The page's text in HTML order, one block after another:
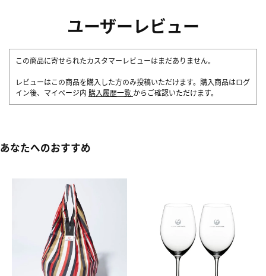
ユーザーレビュー
この商品に寄せられたカスタマーレビューはまだありません。
レビューはこの商品を購入した方のみ投稿いただけます。購入商品はログ
イン後、マイページ内 購入履歴一覧 からご確認いただけます。
あなたへのおすすめ